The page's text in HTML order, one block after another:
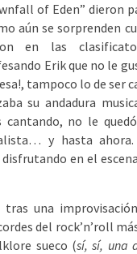
of Eden” dieron
aún se sorprenden
en las
Erik que no le
tampoco lo de
su andadura
cantando, no le
y hasta
en el
tras una
del rock’n’roll
sueco (sí, sí, una